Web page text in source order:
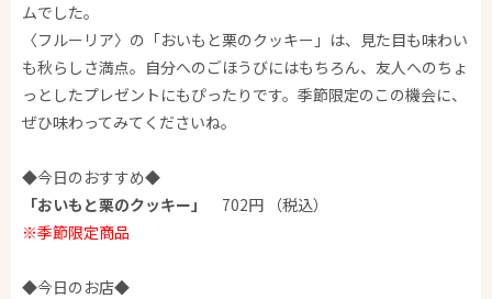
ムでした。
〈フルーリア〉の「おいもと栗のクッキー」は、見た目も味わい
も秋らしさ満点。自分へのごほうびにはもちろん、友人へのちょ
っとしたプレゼントにもぴったりです。季節限定のこの機会に、
ぜひ味わってみてくださいね。
◆今日のおすすめ◆
「おいもと栗のクッキー」
702円 （税込）
※季節限定商品
◆今日のお店◆